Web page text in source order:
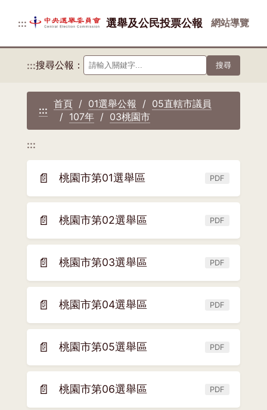
::: 選舉及公民投票公報 網站導覽
:::搜尋公報： 搜尋
:::
首頁 01選舉公報
05直轄市議員
107年
03桃園市
:::
📄 桃園市第01選舉區 PDF
(另
開
新
視
窗)
📄 桃園市第02選舉區 PDF
(另
開
新
視
窗)
📄 桃園市第03選舉區 PDF
(另
開
新
視
窗)
📄 桃園市第04選舉區 PDF
(另
開
新
視
窗)
📄 桃園市第05選舉區 PDF
(另
開
新
視
📄 桃園市第06選舉區 PDF
(另